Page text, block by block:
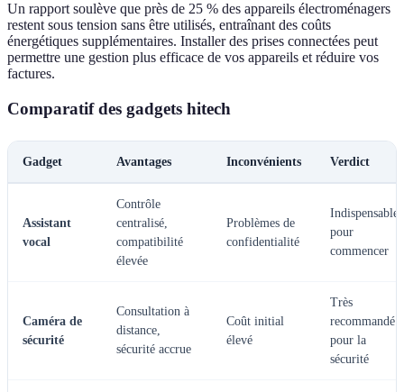
Un rapport soulève que près de 25 % des appareils électroménagers
restent sous tension sans être utilisés, entraînant des coûts
énergétiques supplémentaires. Installer des prises connectées peut
permettre une gestion plus efficace de vos appareils et réduire vos
factures.
Comparatif des gadgets hitech
Gadget Avantages Inconvénients Verdict
Assistant
vocal
Contrôle
centralisé,
compatibilité
élevée
Problèmes de
confidentialité
Indispensable
pour
commencer
Caméra de
sécurité
Consultation à
distance,
sécurité accrue
Coût initial
élevé
Très
recommandé
pour la
sécurité